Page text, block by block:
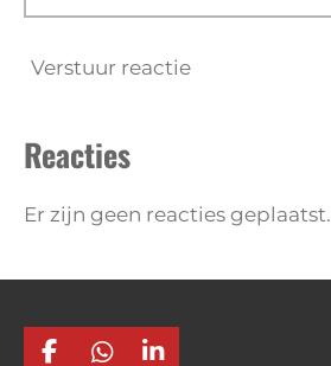
Verstuur reactie
Reacties
Er zijn geen reacties geplaatst.